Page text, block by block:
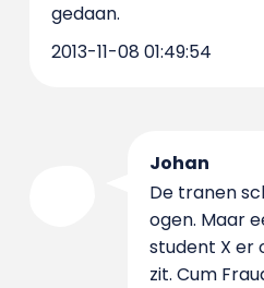
gedaan.
2013-11-08 01:49:54
Johan
De tranen
ogen. Maar
student X er
zit. Cum